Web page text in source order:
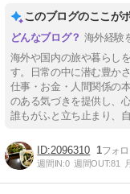
このブログのここが
海外経験
海外や国内の旅や暮らし
す。日常の中に潜む豊か
仕事・お金・人間関係の
のある気づきを提供し、
誰もがふと立ち止まり、
2096310 1
週間IN:0 週間OUT:81